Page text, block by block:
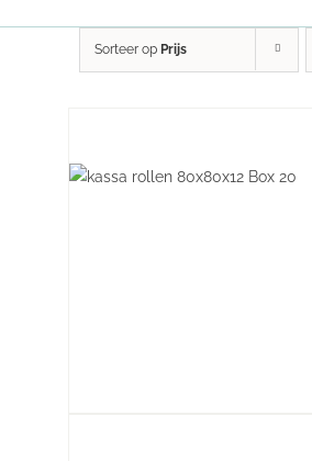
Sorteer op Prijs